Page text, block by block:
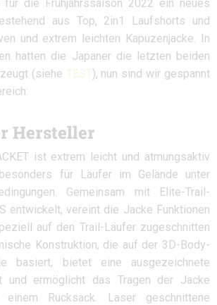
für die Frühjahrssaison 2022 ein neues
aus Top, 2in1 Laufshorts und
und extrem leichten Kapuzenjacke. In
hatten die Japaner die letzten beiden
(siehe TEST), nun sind wir gespannt
Hersteller
ist extrem leicht und atmungsaktiv
für Läufer im Gelände unter
Gemeinsam mit Elite-Trail-
entwickelt, vereint die Jacke Funktionen
auf den Trail-Läufer zugeschnitten
Konstruktion, die auf der 3D-Body-
basiert, bietet eine ausgezeichnete
und ermöglicht das Tragen der Jacke
Rucksack. Laser geschnittene